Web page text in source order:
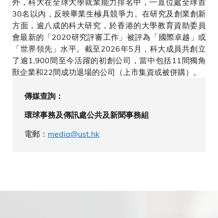
30名以內，反映畢業生極具競爭力。在研究及創業創新
方面，逾八成的科大研究，於香港的大學教育資助委員
會最新的「2020研究評審工作」被評為「國際卓越」或
「世界領先」水平。截至2026年5月，科大成員共創立
了逾1,900間至今活躍的初創公司，當中包括11間獨角
獸企業和22間成功退場的公司（上市集資或被併購）。
傳媒查詢：
環球事務及傳訊處公共及新聞事務組
電郵： media@ust.hk